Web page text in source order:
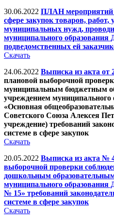
30.06.2022 ПЛАН мероприятий
сфере закупок товаров, работ,
муниципальных нужд,
муниципального
подведомственных ей
Скачать
24.06.2022 Выписка из акта от
плановой выборочной
муниципальным бюджетным
учреждением муниципального
«Основная
Советского Союза Алексея
учреждение) требований
системе в сфере закупок
Скачать
20.05.2022 Выписка из акта №
выборочной проверки
дошкольным
муниципального образования
№ 15» требований
системе в сфере закупок
Скачать